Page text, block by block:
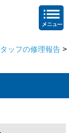
ッフの修理報告 >